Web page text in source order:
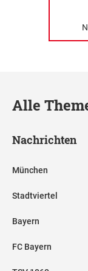
Alle
Nachrichten
München
Stadtviertel
Bayern
FC Bayern